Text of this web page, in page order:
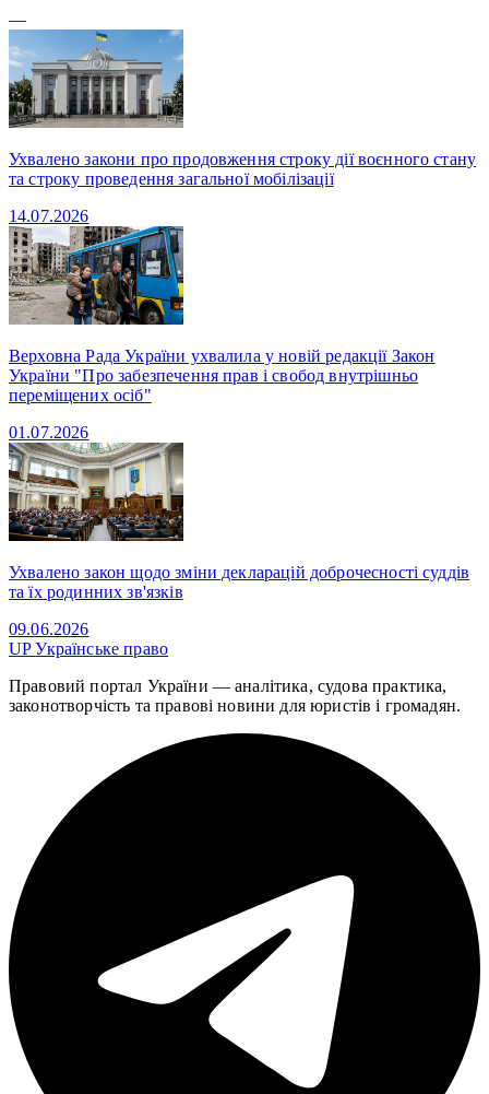
—
Ухвалено закони про продовження строку дії воєнного стану
та строку проведення загальної мобілізації
14.07.2026
Верховна Рада України ухвалила у новій редакції Закон
України "Про забезпечення прав і свобод внутрішньо
переміщених осіб"
01.07.2026
Ухвалено закон щодо зміни декларацій доброчесності суддів
та їх родинних зв'язків
09.06.2026
UPУкраїнське право
Правовий портал України — аналітика, судова практика,
законотворчість та правові новини для юристів і громадян.